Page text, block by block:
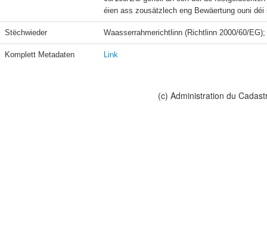
Stëchwieder
Komplett Metadaten Link
(c) Administration du